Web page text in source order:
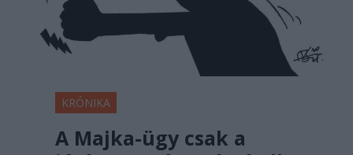
KRÓNIKA
A Majka-ügy csak a